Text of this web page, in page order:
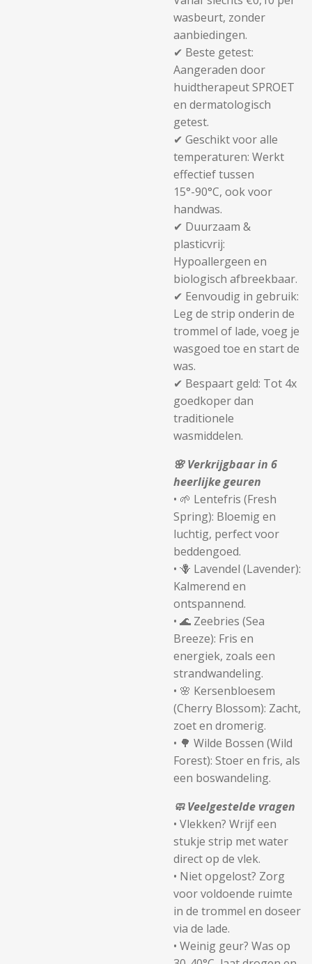
wasbeurt, zonder
aanbiedingen.
✔ Beste getest:
Aangeraden door
huidtherapeut SPROET
en dermatologisch
getest.
✔ Geschikt voor alle
temperaturen: Werkt
effectief tussen
15°-90°C, ook voor
handwas.
✔ Duurzaam &
plasticvrij:
Hypoallergeen en
biologisch afbreekbaar.
✔ Eenvoudig in gebruik:
Leg de strip onderin de
trommel of lade, voeg je
wasgoed toe en start de
was.
✔ Bespaart geld: Tot 4x
goedkoperdan
traditionele
wasmiddelen.
🌸Verkrijgbaar in 6
heerlijke geuren
• 🌱 Lentefris (Fresh
Spring): Bloemig en
luchtig, perfect voor
beddengoed.
• 🪻 Lavendel (Lavender):
Kalmerend en
ontspannend.
• 🌊 Zeebries (Sea
Breeze): Fris en
energiek, zoals een
strandwandeling.
• 🌸 Kersenbloesem
(Cherry Blossom): Zacht,
zoet en dromerig.
• 🌳 Wilde Bossen (Wild
Forest): Stoer en fris, als
een boswandeling.
🧼Veelgestelde vragen
• Vlekken? Wrijf een
stukje strip met water
direct op de vlek.
• Niet opgelost? Zorg
voor voldoende ruimte
in de trommel en doseer
via de lade.
• Weinig geur? Was op